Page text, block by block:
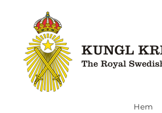
innehållet
Hem